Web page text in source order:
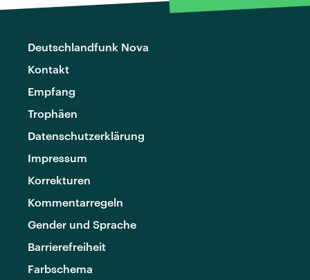
Deutschlandfunk Nova
Kontakt
Empfang
Trophäen
Datenschutzerklärung
Impressum
Korrekturen
Kommentarregeln
Gender und Sprache
Barrierefreiheit
Farbschema